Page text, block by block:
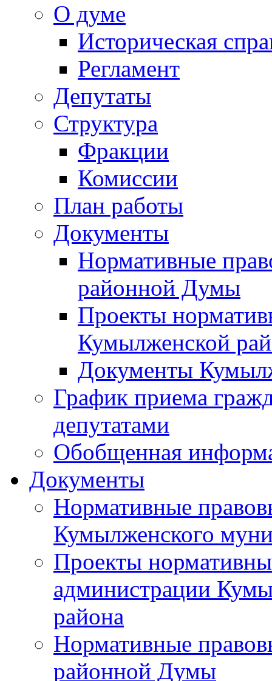
О думе
Историческая
Регламент
Депутаты
Структура
Фракции
Комиссии
План работы
Документы
Нормативные
районной Думы
Проекты
Кумылженской
Документы
График приема
депутатами
Обобщенная
Документы
Нормативные
Кумылженского
Проекты
администрации
района
Нормативные
районной Думы